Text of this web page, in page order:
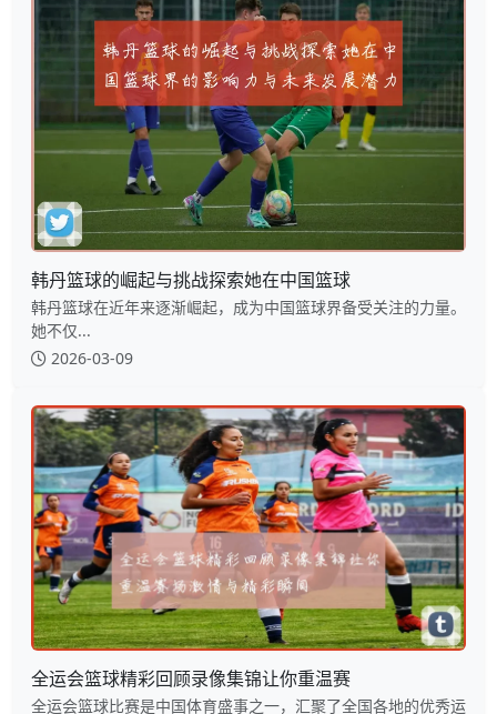
韩丹篮球的崛起与挑战探索她在中国篮球
韩丹篮球在近年来逐渐崛起，成为中国篮球界备受关注的力量。
她不仅...
2026-03-09
全运会篮球精彩回顾录像集锦让你重温赛
全运会篮球比赛是中国体育盛事之一，汇聚了全国各地的优秀运